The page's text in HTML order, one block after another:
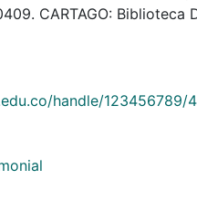
CARTAGO: Biblioteca
handle/123456789/